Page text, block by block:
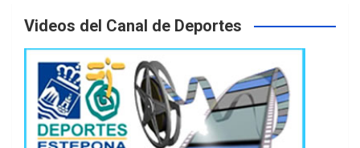
Videos del Canal de Deportes